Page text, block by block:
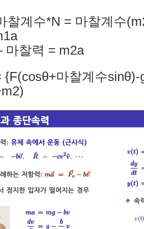
찰계수*N = 마찰계수
마찰력 = m2a
{F(cosθ+마찰계수